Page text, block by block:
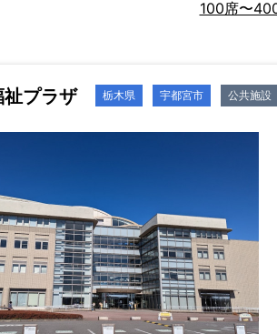
100席〜
プラザ 栃木県 宇都宮市 公共施設